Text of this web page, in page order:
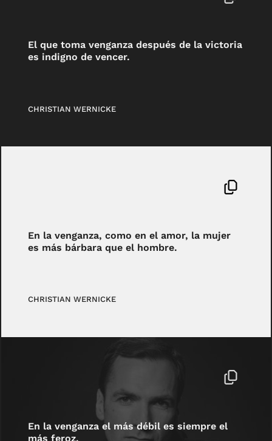
El que toma venganza después de la victoria
es indigno de vencer.
CHRISTIAN WERNICKE
En la venganza, como en el amor, la mujer
es más bárbara que el hombre.
CHRISTIAN WERNICKE
En la venganza el más débil es siempre el
más feroz.